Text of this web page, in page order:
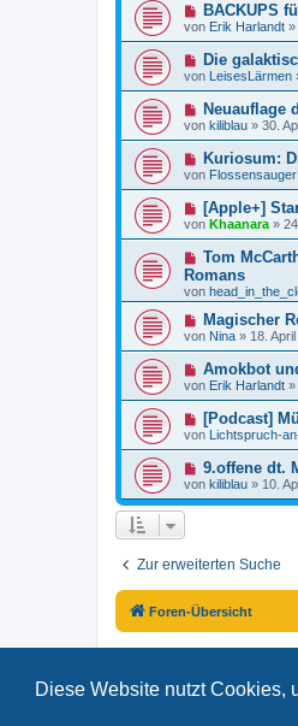
Diese Website nutzt Cookies,
a
g
t
r
a
g
B
e
t
r
a
g
N
e
u
e
B
e
t
r
a
g
BACKUPS
von Erik Harlandt »
N
e
u
e
B
e
t
r
a
g
Die
von LeisesLärmen
N
e
u
e
B
e
t
r
a
Neuauflage
von kiliblau » 30.
N
e
u
e
B
e
t
r
a
g
Kuriosum:
von Flossensauger
N
e
u
e
B
e
i
r
a
[Apple+]
von Khaanara »
N
u
e
B
e
i
r
a
g
Tom
Romans
von
N
e
u
B
e
t
r
a
g
Magischer
von Nina » 18.
N
e
u
e
B
e
t
r
a
Amokbot
von Erik Harlandt »
N
e
u
e
B
e
a
g
[Podcast]
von Lichtspruch-
N
e
u
e
i
r
a
9.offene dt.
von kiliblau » 10.
Zur erweiterten Suche
Foren-Übersicht